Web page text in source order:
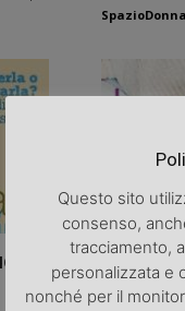
SpazioDonna
0
Infanzia
Questo sito
consenso,
tracciamento,
personalizzata e
nonché per il